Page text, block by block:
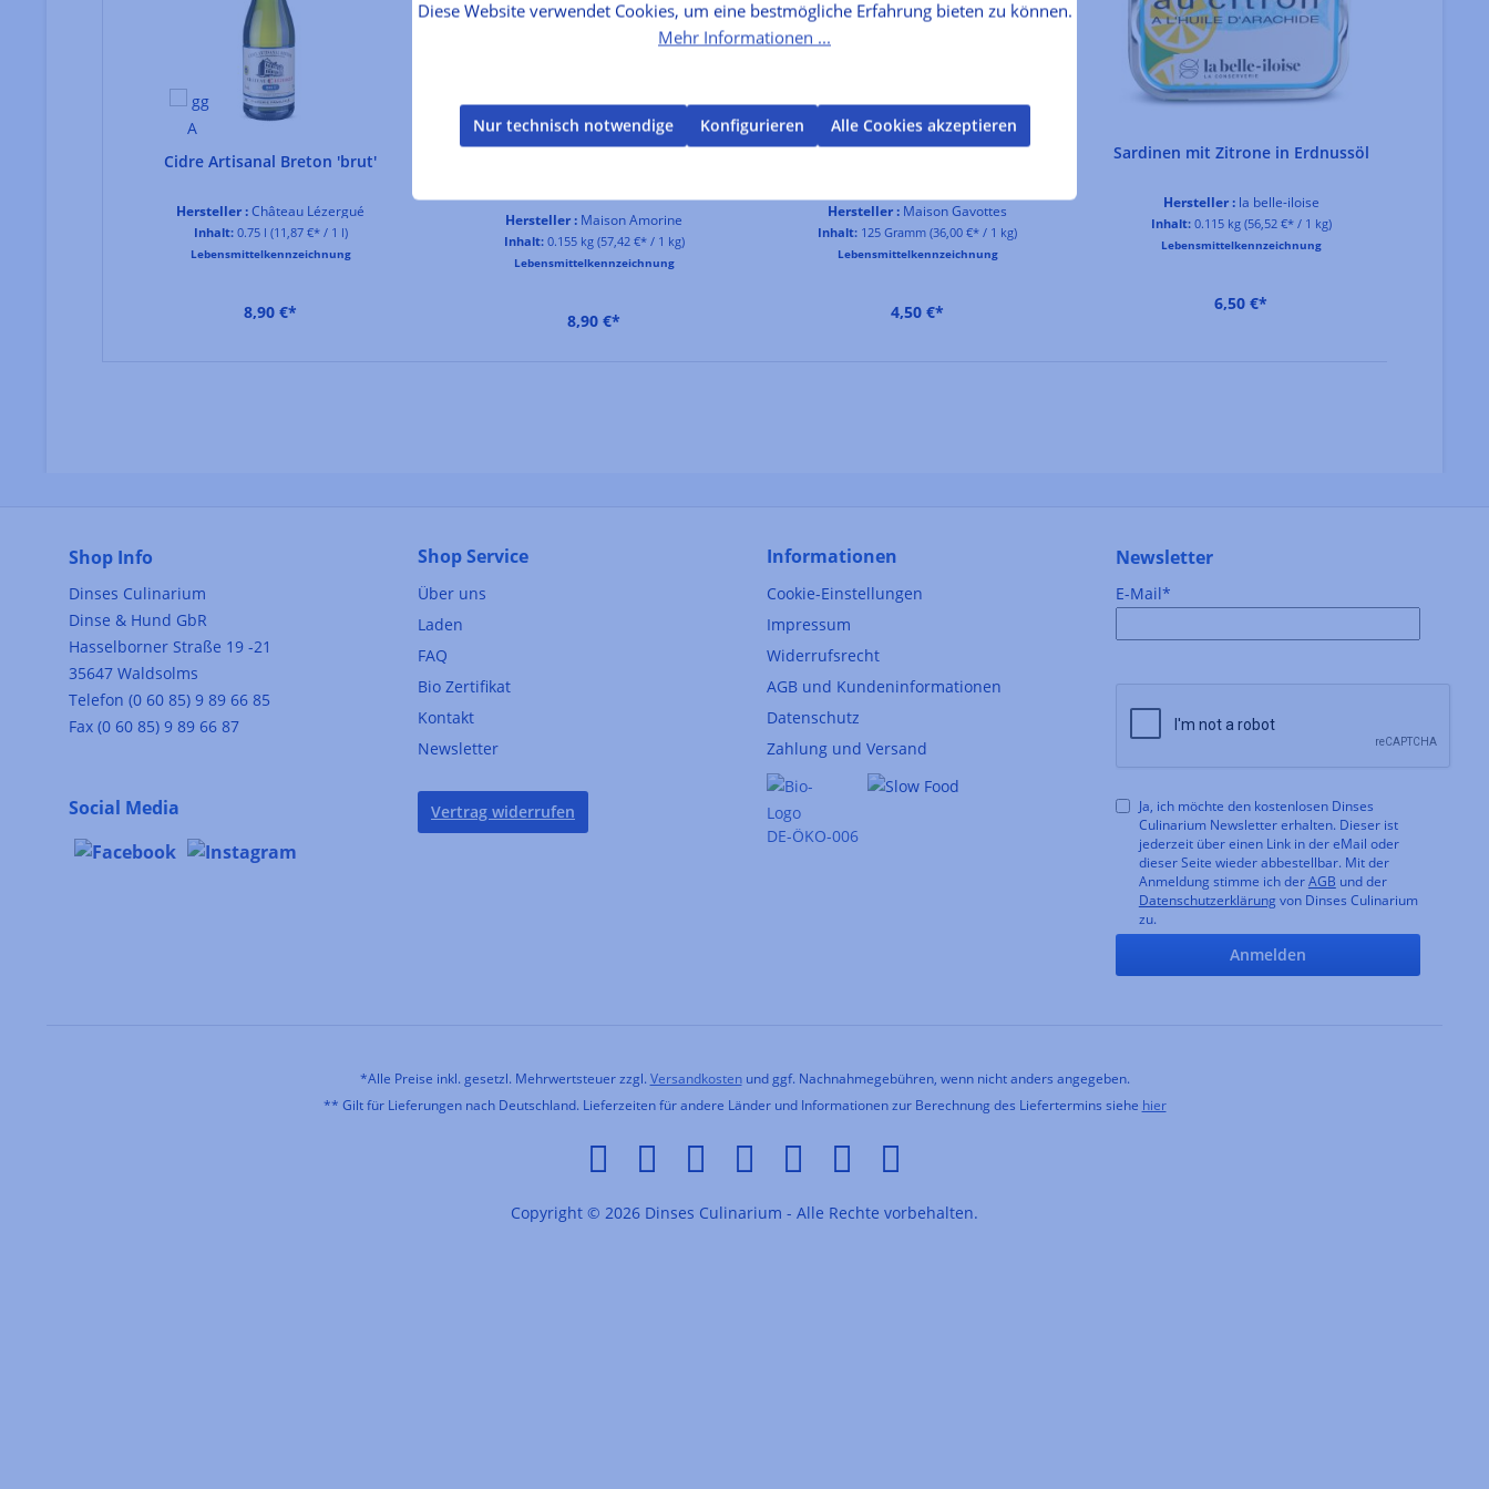
abgestimmten Rezepturen und zählt zu den renommiertesten Produzenten französischer Feinkost. Entdecken Sie alle Produkte von
la belle-iloise.
Cidre Artisanal Breton 'brut'
Hersteller :Château Lézergué
Inhalt: 0.75 l (11,87 €* / 1 l)
Lebensmittelkennzeichnung
8,90 €*
Bretonische
Butterkaramellbonbons mit
Hersteller : Maison Amorine
Inhalt: 0.155 kg (57,42 €* / 1 kg)
Lebensmittelkennzeichnung
8,90 €*
Hersteller : Maison Gavottes
Inhalt: 125 Gramm (36,00 €* / 1 kg)
Lebensmittelkennzeichnung
4,50 €*
Sardinen mit Zitrone in Erdnussöl
Hersteller :la belle-iloise
Inhalt: 0.115 kg (56,52 €* / 1 kg)
Lebensmittelkennzeichnung
6,50 €*
Shop Info
Dinses Culinarium
Dinse & Hund GbR
Hasselborner Straße 19 -21
35647 Waldsolms
Telefon (0 60 85) 9 89 66 85
Fax (0 60 85) 9 89 66 87
Social Media
Shop Service
Über uns
Laden
FAQ
Bio Zertifikat
Kontakt
Newsletter
Vertrag widerrufen
Informationen
Cookie-Einstellungen
Impressum
Widerrufsrecht
AGB und Kundeninformationen
Datenschutz
Zahlung und Versand
DE-ÖKO-006
Newsletter
E-Mail*
Ja, ich möchte den kostenlosen Dinses
Culinarium Newsletter erhalten. Dieser ist
jederzeit über einen Link in der eMail oder
dieser Seite wieder abbestellbar. Mit der
Anmeldung stimme ich derAGB und der
Datenschutzerklärung von Dinses Culinarium
zu.
Anmelden
*Alle Preise inkl. gesetzl. Mehrwertsteuer zzgl. Versandkostenund ggf. Nachnahmegebühren, wenn nicht anders angegeben.
** Gilt für Lieferungen nach Deutschland. Lieferzeiten für andere Länder und Informationen zur Berechnung des Liefertermins siehe hier
Copyright © 2026 Dinses Culinarium - Alle Rechte vorbehalten.
Diese Website verwendet Cookies, um eine bestmögliche Erfahrung bieten zu können.
Mehr Informationen ...
Nur technisch notwendige Konfigurieren Alle Cookies akzeptieren